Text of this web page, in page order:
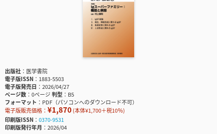
出版社
医学書院
電子版ISSN
1883-5503
電子版発売日
2026/04/27
ページ数
0ページ判型
B5
フォーマット
PDF（パソコンへのダウンロード不可）
電子版販売価格： ¥1,870(本体¥1,700＋税10％)
印刷版ISSN
0370-9531
印刷版発行年月
2026/04